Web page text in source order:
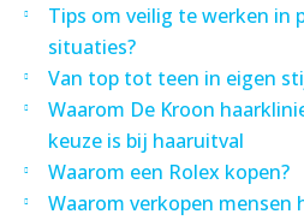
Tips om veilig te werken in
situaties?
Van top tot teen in eigen
Waarom De Kroon
keuze is bij haaruitval
Waarom een Rolex kopen?
Waarom verkopen mensen